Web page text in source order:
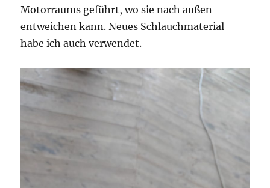
Motorraums geführt, wo sie nach außen
entweichen kann. Neues Schlauchmaterial
habe ich auch verwendet.